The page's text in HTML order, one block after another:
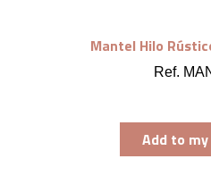
Mantel Hilo
Ref.
Add to